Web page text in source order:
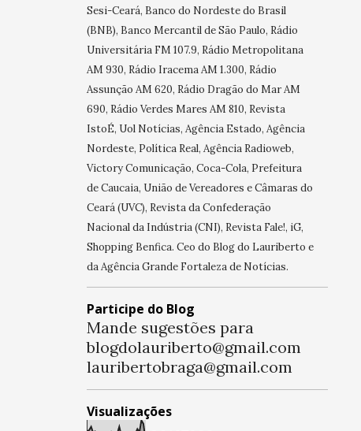
Sesi-Ceará, Banco do Nordeste do Brasil
(BNB), Banco Mercantil de São Paulo, Rádio
Universitária FM 107.9, Rádio Metropolitana
AM 930, Rádio Iracema AM 1.300, Rádio
Assunção AM 620, Rádio Dragão do Mar AM
690, Rádio Verdes Mares AM 810, Revista
IstoÉ, Uol Notícias, Agência Estado, Agência
Nordeste, Política Real, Agência Radioweb,
Victory Comunicação, Coca-Cola, Prefeitura
de Caucaia, União de Vereadores e Câmaras do
Ceará (UVC), Revista da Confederação
Nacional da Indústria (CNI), Revista Fale!, iG,
Shopping Benfica. Ceo do Blog do Lauriberto e
da Agência Grande Fortaleza de Notícias.
Participe do Blog
Mande sugestões para
blogdolauriberto@gmail.com
lauribertobraga@gmail.com
Visualizações